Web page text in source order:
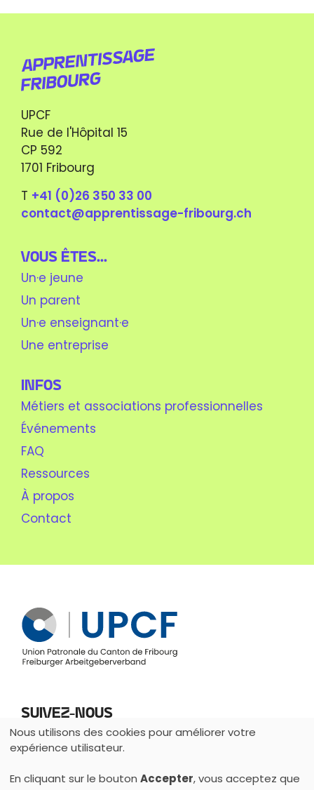
UPCF
Rue de l'Hôpital 15
CP 592
1701 Fribourg
T +41 (0)26 350 33 00
contact@apprentissage-fribourg.ch
Vous êtes...
Un·e jeune
Un parent
Un·e enseignant·e
Une entreprise
Infos
Métiers et associations professionnelles
Événements
FAQ
Ressources
À propos
Contact
Suivez-nous
Utilisation
données
Nous utilisons des cookies pour améliorer votre
expérience utilisateur.
En cliquant sur le bouton Accepter, vous acceptez que